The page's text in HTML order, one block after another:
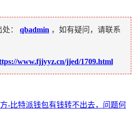
： qbadmin ，如有疑问，请联系
www.fjjyyz.cn/jjed/1709.html
-比特派钱包有钱转不出去，问题何